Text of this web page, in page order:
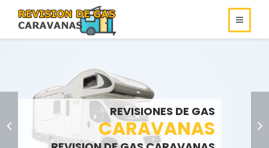
REVISIONES DE GAS
CARAVANAS
REVISIONES DE
GAS
AUTOCARAVANAS
REVISIONES DE GAS
ROULOTS
SOMOS ESPECIALISTAS EN
REVISIONES DE GAS